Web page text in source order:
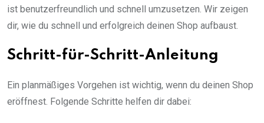
ist benutzerfreundlich und schnell umzusetzen. Wir zeigen
dir, wie du schnell und erfolgreich deinen Shop aufbaust.
Schritt-für-Schritt-Anleitung
Ein planmäßiges Vorgehen ist wichtig, wenn du deinen Shop
eröffnest. Folgende Schritte helfen dir dabei: